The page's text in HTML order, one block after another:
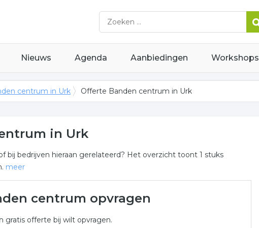
Nieuws Agenda Aanbiedingen Workshops
centrum in Urk Offerte Banden centrum in Urk
in Urk
bij bedrijven hieraan gerelateerd? Het overzicht toont 1 stuks
meer
centrum opvragen
gratis offerte bij wilt opvragen.